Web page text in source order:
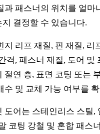
과 패스너의 위치를 얼마
결정할 수 있습니다.
지 리프 재질, 핀 재질, 리
격, 패스너 재질, 도어 및
절연 층, 표면 코팅 또는
수 및 교체 가능 여부를
도어는 스테인리스 스틸,
코팅 강철 및 혼합 패스